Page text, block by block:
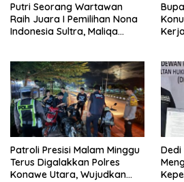
Putri Seorang Wartawan
‎Raih Juara I Pemilihan Nona
Indonesia Sultra, Maliqa
Pada Pemilihan NONA
Indonesia
Patroli Presisi Malam Minggu
Terus Digalakkan Polres
Konawe Utara, Wujudkan
Dedi